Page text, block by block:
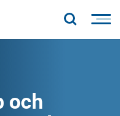
och